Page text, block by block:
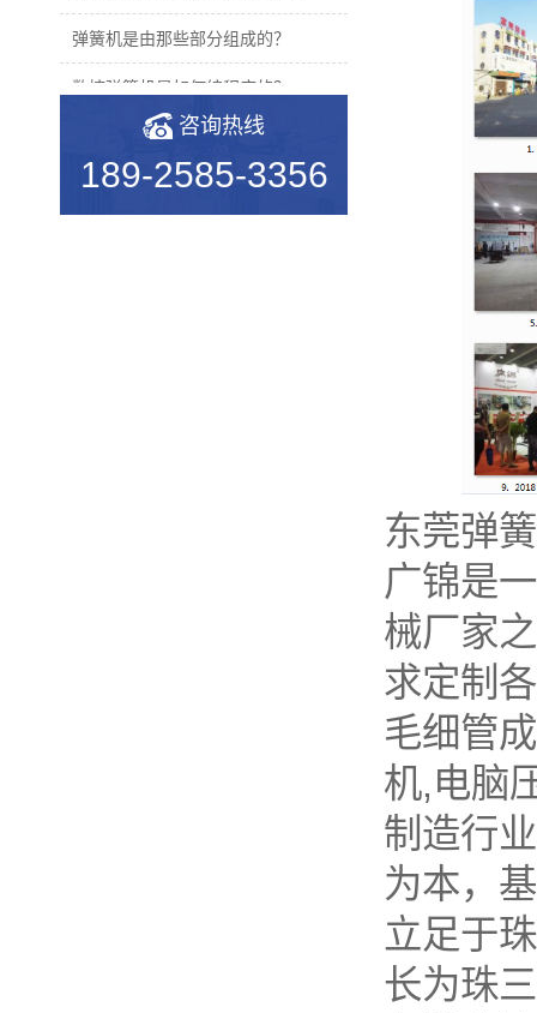
弹簧机是由那些部分组成的？
数控弹簧机是如何编程序的？
2019年度无凸轮弹簧机十大品...
机械行业的宠儿——弹簧机
咨询热线
189-2585-3356
东莞弹
广锦是
械厂家
求定制
毛细管
机,电脑
制造行
为本，
立足于
长为珠